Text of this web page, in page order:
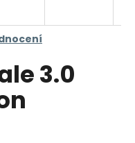
3.0